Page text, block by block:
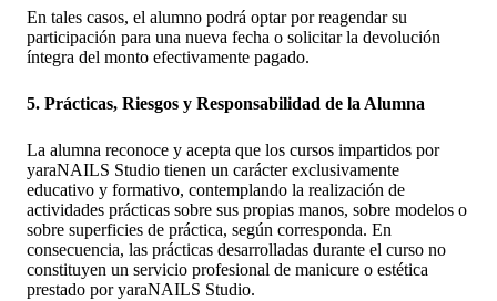
En tales casos, el alumno podrá optar por reagendar su
participación para una nueva fecha o solicitar la devolución
íntegra del monto efectivamente pagado.
5. Prácticas, Riesgos y Responsabilidad de la Alumna
La alumna reconoce y acepta que los cursos impartidos por
yaraNAILS Studio tienen un carácter exclusivamente
educativo y formativo, contemplando la realización de
actividades prácticas sobre sus propias manos, sobre modelos o
sobre superficies de práctica, según corresponda. En
consecuencia, las prácticas desarrolladas durante el curso no
constituyen un servicio profesional de manicure o estética
prestado por yaraNAILS Studio.